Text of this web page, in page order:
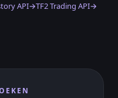
API→TF2 Trading API→